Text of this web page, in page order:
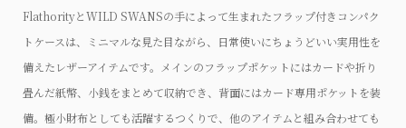
FlathorityとWILD SWANSの手によって生まれたフラップ付きコンパク
トケースは、ミニマルな見た目ながら、日常使いにちょうどいい実用性を
備えたレザーアイテムです。メインのフラップポケットにはカードや折り
畳んだ紙幣、小銭をまとめて収納でき、背面にはカード専用ポケットを装
備。極小財布としても活躍するつくりで、他のアイテムと組み合わせても